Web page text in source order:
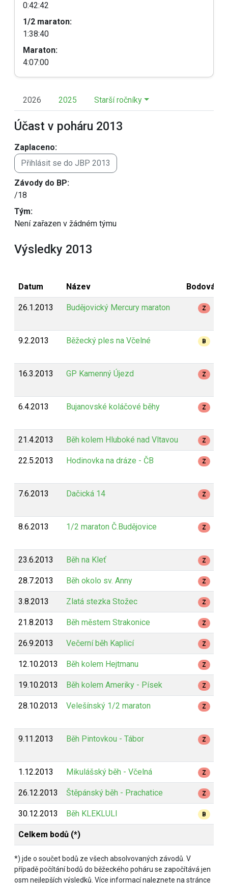
0:42:42
1/2 maraton:
1:38:40
Maraton:
4:07:00
2026 2025 Starší ročníky
Účast v poháru 2013
Zaplaceno:
Přihlásit se do JBP 2013
Závody do BP:
/18
Tým:
Není zařazen v žádném týmu
Výsledky 2013
Datum Název Bodování
26.1.2013 Budějovický Mercury maraton Z
9.2.2013 Běžecký ples na Včelné B
16.3.2013 GP Kamenný Újezd Z
6.4.2013 Bujanovské koláčové běhy Z
21.4.2013 Běh kolem Hluboké nad Vltavou Z
22.5.2013 Hodinovka na dráze - ČB Z
7.6.2013 Dačická 14 Z
8.6.2013 1/2 maraton Č.Budějovice Z
23.6.2013 Běh na Kleť Z
28.7.2013 Běh okolo sv. Anny Z
3.8.2013 Zlatá stezka Stožec Z
21.8.2013 Běh městem Strakonice Z
26.9.2013 Večerní běh Kaplicí Z
12.10.2013 Běh kolem Hejtmanu Z
19.10.2013 Běh kolem Ameriky - Písek Z
28.10.2013 Velešínský 1/2 maraton Z
9.11.2013 Běh Pintovkou - Tábor Z
1.12.2013 Mikulášský běh - Včelná Z
26.12.2013 Štěpánský běh - Prachatice Z
30.12.2013 Běh KLEKLULI B
Celkem bodů (*)
*) jde o součet bodů ze všech absolvovaných závodů. V
případě počítání bodů do běžeckého poháru se započítává jen
osm nejlepších výsledků. Více informací naleznete na stránce